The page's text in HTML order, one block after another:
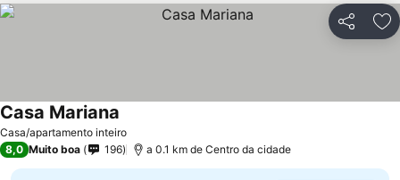
Partilhar
Casa/apartamento inteiro
Casa Mariana
8,0 Muito boa 196 a 0.1 km de Centro da cidade